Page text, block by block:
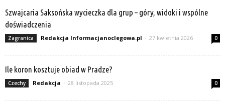
Szwajcaria Saksońska wycieczka dla grup – góry, widoki i wspólne
doświadczenia
Zagranica Redakcja Informacjanoclegowa.pl - 27 kwietnia 2026 0
Ile koron kosztuje obiad w Pradze?
Czechy Redakcja - 28 listopada 2025 0